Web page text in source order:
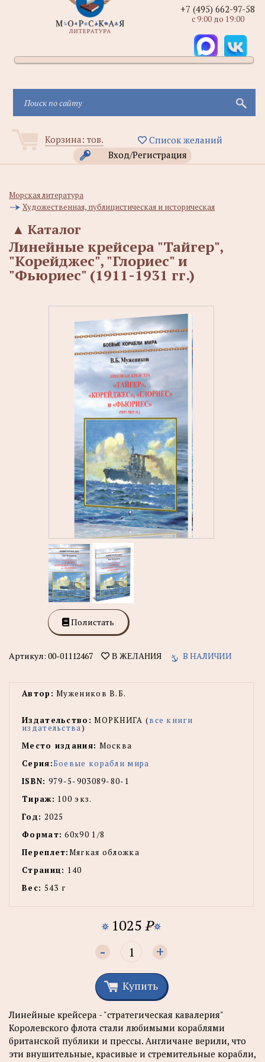
Корзина: тов.
Список желаний
Вход/Регистрация
+7 (495) 662-97-58
с 9:00 до 19:00
Морская литература
Художественная, публицистическая и историческая
Каталог
▲
Линейные крейсера "Тайгер",
"Корейджес", "Глориес" и
"Фьюриес" (1911-1931 гг.)
Полистать
Артикул: 00-01112467 В ЖЕЛАНИЯ В НАЛИЧИИ
Автор: Мужеников В.Б.
Издательство: МОРКНИГА (все книги
издательства)
Место издания: Москва
Серия:Боевые корабли мира
ISBN: 979-5-903089-80-1
Тираж: 100 экз.
Год: 2025
Формат: 60х90 1/8
Переплет:Мягкая обложка
Страниц: 140
Вес: 543 г
1025 P
- +
Купить
Линейные крейсера - "стратегическая кавалерия"
Королевского флота стали любимыми кораблями
британской публики и прессы. Англичане верили, что
эти внушительные, красивые и стремительные корабли,